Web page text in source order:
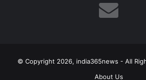
© Copyright 2026, india365news - All
About Us